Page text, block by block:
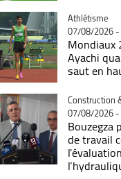
Catégorie
Athlétisme
07/08/2026
Mondiaux
Ayachi
saut en
Catégorie
Construction
07/08/2026
Bouzegza
de travail